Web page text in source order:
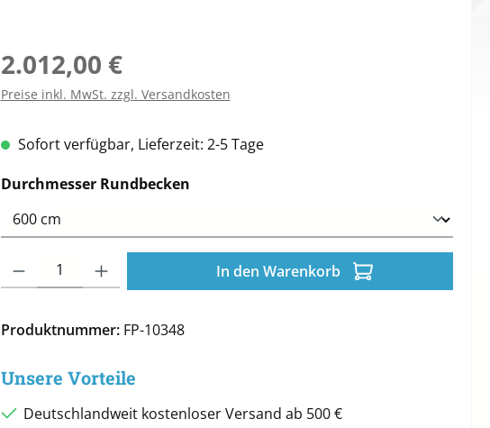
Regulärer Preis:
2.012,00 €
Preise inkl. MwSt. zzgl. Versandkosten
Sofort verfügbar, Lieferzeit: 2-5 Tage
Durchmesser Rundbeckenauswählen
Produkt Anzahl: Gib den gewünschten Wert ein oder benutze die
In den Warenkorb
Produktnummer: FP-10348
Unsere Vorteile
Deutschlandweit kostenloser Versand ab 500 €